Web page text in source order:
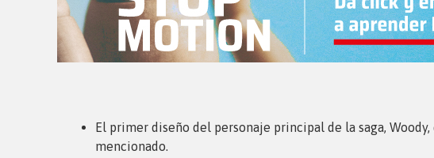
El primer diseño del personaje principal de la saga,
mencionado.